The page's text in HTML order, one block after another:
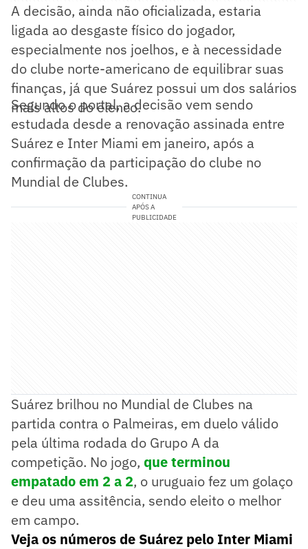
A decisão, ainda não oficializada, estaria
ligada ao desgaste físico do jogador,
especialmente nos joelhos, e à necessidade
do clube norte-americano de equilibrar suas
finanças, já que Suárez possui um dos salários
mais altos do elenco.
Segundo o portal, a decisão vem sendo
estudada desde a renovação assinada entre
Suárez e Inter Miami em janeiro, após a
confirmação da participação do clube no
Mundial de Clubes.
CONTINUA
APÓS A
PUBLICIDADE
Suárez brilhou no Mundial de Clubes na
partida contra o Palmeiras, em duelo válido
pela última rodada do Grupo A da
competição. No jogo, que terminou
empatado em 2 a 2, o uruguaio fez um golaço
e deu uma assitência, sendo eleito o melhor
em campo.
Veja os números de Suárez pelo Inter Miami